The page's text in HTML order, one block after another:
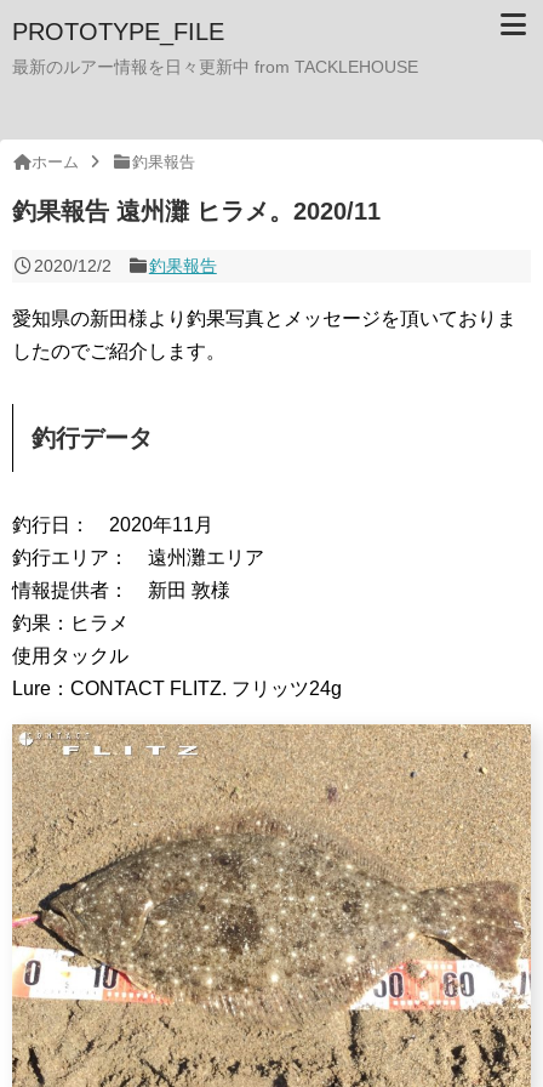
PROTOTYPE_FILE
最新のルアー情報を日々更新中 from TACKLEHOUSE
ホーム 釣果報告
釣果報告 遠州灘 ヒラメ。2020/11
2020/12/2 釣果報告
愛知県の新田様より釣果写真とメッセージを頂いておりま
したのでご紹介します。
釣行データ
釣行日： 2020年11月
釣行エリア： 遠州灘エリア
情報提供者： 新田 敦様
釣果：ヒラメ
使用タックル
Lure：CONTACT FLITZ. フリッツ24g